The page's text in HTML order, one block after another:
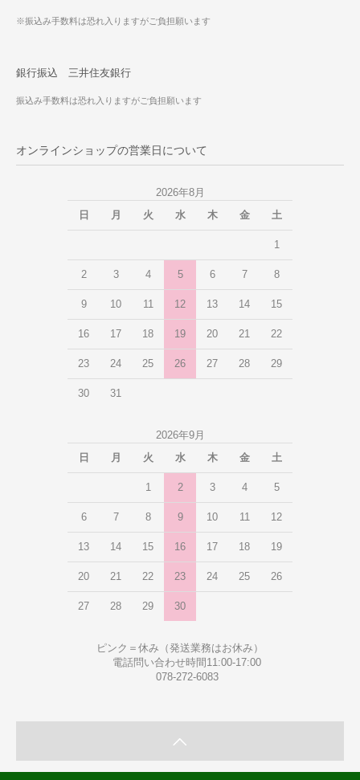
※振込み手数料は恐れ入りますがご負担願います
銀行振込 三井住友銀行
振込み手数料は恐れ入りますがご負担願います
オンラインショップの営業日について
2026年8月
日
月 火 水 木 金 土
1
2 3 4 5 6 7 8
9 10 11 12 13 14 15
16 17 18 19 20 21 22
23 24 25 26 27 28 29
30 31
2026年9月
日
月 火 水 木 金 土
1 2 3 4 5
6 7 8 9 10 11 12
13 14 15 16 17 18 19
20 21 22 23 24 25 26
27 28 29 30
ピンク＝休み（発送業務はお休み）
電話問い合わせ時間11:00-17:00
078-272-6083